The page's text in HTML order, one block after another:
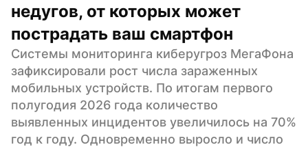
недугов, от которых может
пострадать ваш смартфон
Системы мониторинга киберугроз МегаФона
зафиксировали рост числа зараженных
мобильных устройств. По итогам первого
полугодия 2026 года количество
выявленных инцидентов увеличилось на 70%
год к году. Одновременно выросло и число